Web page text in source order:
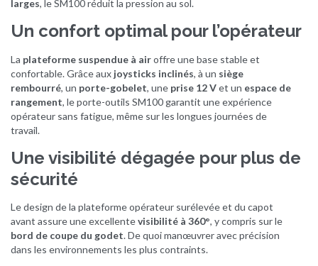
larges, le SM100 réduit la pression au sol.
Un confort optimal pour l’opérateur
La plateforme suspendue à airoffre une base stable et
confortable. Grâce aux joysticks inclinés, à un siège
rembourré, un porte-gobelet, une prise 12 Vet un espace de
rangement, le porte-outils SM100 garantit une expérience
opérateur sans fatigue, même sur les longues journées de
travail.
Une visibilité dégagée pour plus de
sécurité
Le design de la plateforme opérateur surélevée et du capot
avant assure une excellentevisibilité à 360°, y compris sur le
bord de coupe du godet. De quoi manœuvrer avec précision
dans les environnements les plus contraints.